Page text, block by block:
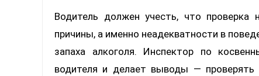
Водитель должен учесть, что проверка
причины, а именно неадекватности в
запаха алкоголя. Инспектор по
водителя и делает выводы — проверять